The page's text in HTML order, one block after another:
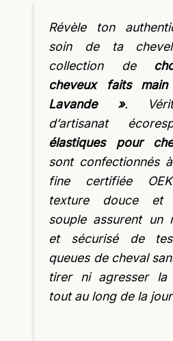
Révèle ton
soin de ta
collection de
cheveux faits
Lavande ».
d’artisanat
élastiques pour
sont confectionnés
fine certifiée
texture douce et
souple assurent un
et sécurisé de
queues de cheval
tirer ni agresser la
tout au long de la